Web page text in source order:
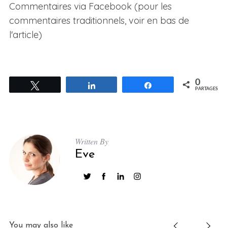
Commentaires via Facebook (pour les
commentaires traditionnels, voir en bas de
l'article)
Partagez 0
PARTAGES
Written By
Eve
You may also like
c